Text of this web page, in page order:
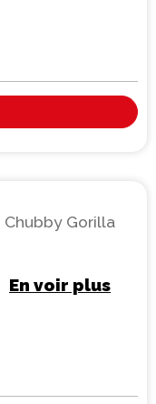
Chubby Gorilla
En voir plus